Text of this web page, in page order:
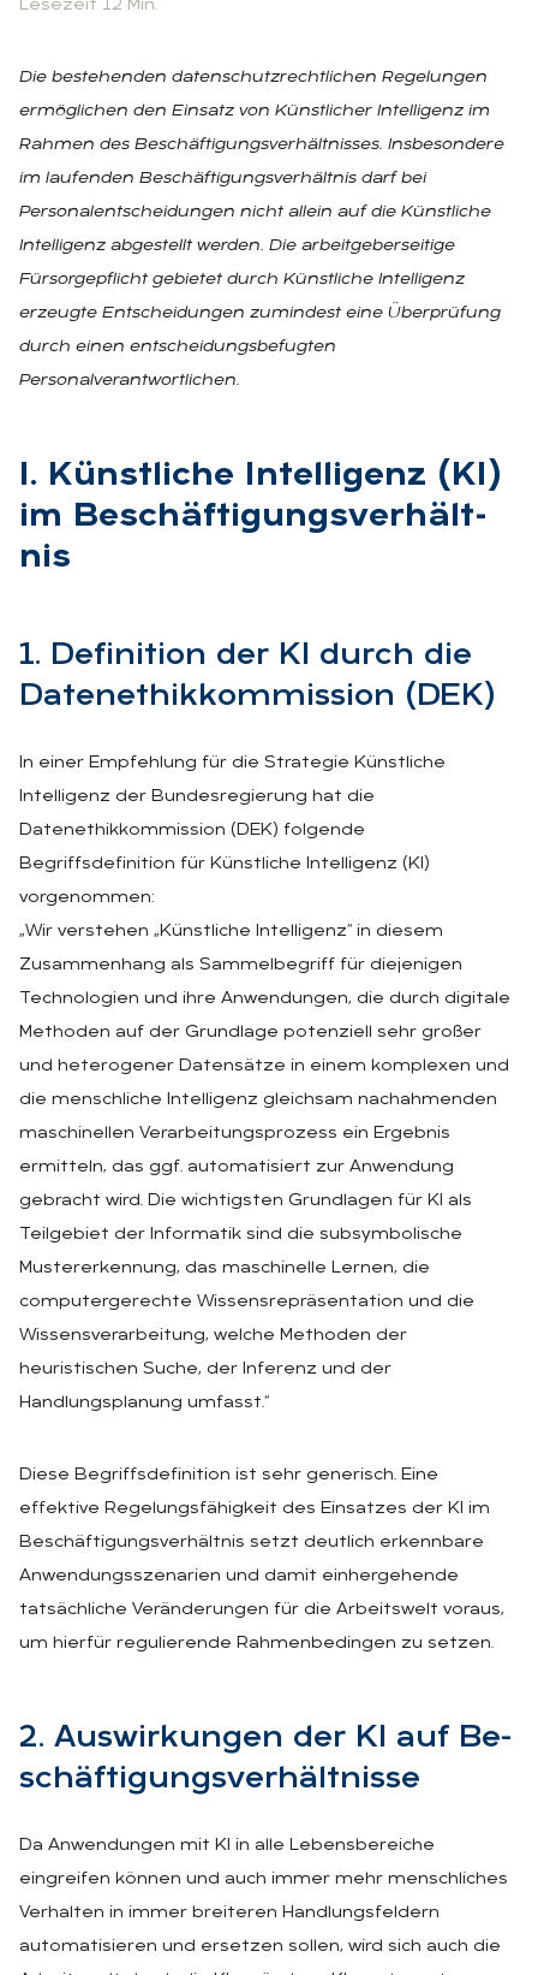
Lesezeit 12 Min.
Die bestehenden datenschutzrechtlichen Regelungen
ermöglichen den Einsatz von Künstlicher Intelligenz im
Rahmen des Beschäftigungsverhältnisses. Insbesondere
im laufenden Beschäftigungsverhältnis darf bei
Personalentscheidungen nicht allein auf die Künstliche
Intelligenz abgestellt werden. Die arbeitgeberseitige
Fürsorgepflicht gebietet durch Künstliche Intelligenz
erzeugte Entscheidungen zumindest eine Überprüfung
durch einen entscheidungsbefugten
Personalverantwortlichen.
I. Künst­li­che In­tel­li­genz (KI)
im Be­schäf­ti­gungs­ver­hält­
nis
1. De­fi­ni­ti­on der KI durch die
Da­ten­ethik­kom­mis­si­on (DEK)
In einer Empfehlung für die Strategie Künstliche
Intelligenz der Bundesregierung hat die
Datenethikkommission (DEK) folgende
Begriffsdefinition für Künstliche Intelligenz (KI)
vorgenommen:
„Wir verstehen „Künstliche Intelligenz“ in diesem
Zusammenhang als Sammelbegriff für diejenigen
Technologien und ihre Anwendungen, die durch digitale
Methoden auf der Grundlage potenziell sehr großer
und heterogener Datensätze in einem komplexen und
die menschliche Intelligenz gleichsam nachahmenden
maschinellen Verarbeitungsprozess ein Ergebnis
ermitteln, das ggf. automatisiert zur Anwendung
gebracht wird. Die wichtigsten Grundlagen für KI als
Teilgebiet der Informatik sind die subsymbolische
Mustererkennung, das maschinelle Lernen, die
computergerechte Wissensrepräsentation und die
Wissensverarbeitung, welche Methoden der
heuristischen Suche, der Inferenz und der
Handlungsplanung umfasst.“
Diese Begriffsdefinition ist sehr generisch. Eine
effektive Regelungsfähigkeit des Einsatzes der KI im
Beschäftigungsverhältnis setzt deutlich erkennbare
Anwendungsszenarien und damit einhergehende
tatsächliche Veränderungen für die Arbeitswelt voraus,
um hierfür regulierende Rahmenbedingen zu setzen.
2. Aus­wir­kun­gen der KI auf Be­
schäf­ti­gungs­ver­hält­nis­se
Da Anwendungen mit KI in alle Lebensbereiche
eingreifen können und auch immer mehr menschliches
Verhalten in immer breiteren Handlungsfeldern
automatisieren und ersetzen sollen, wird sich auch die